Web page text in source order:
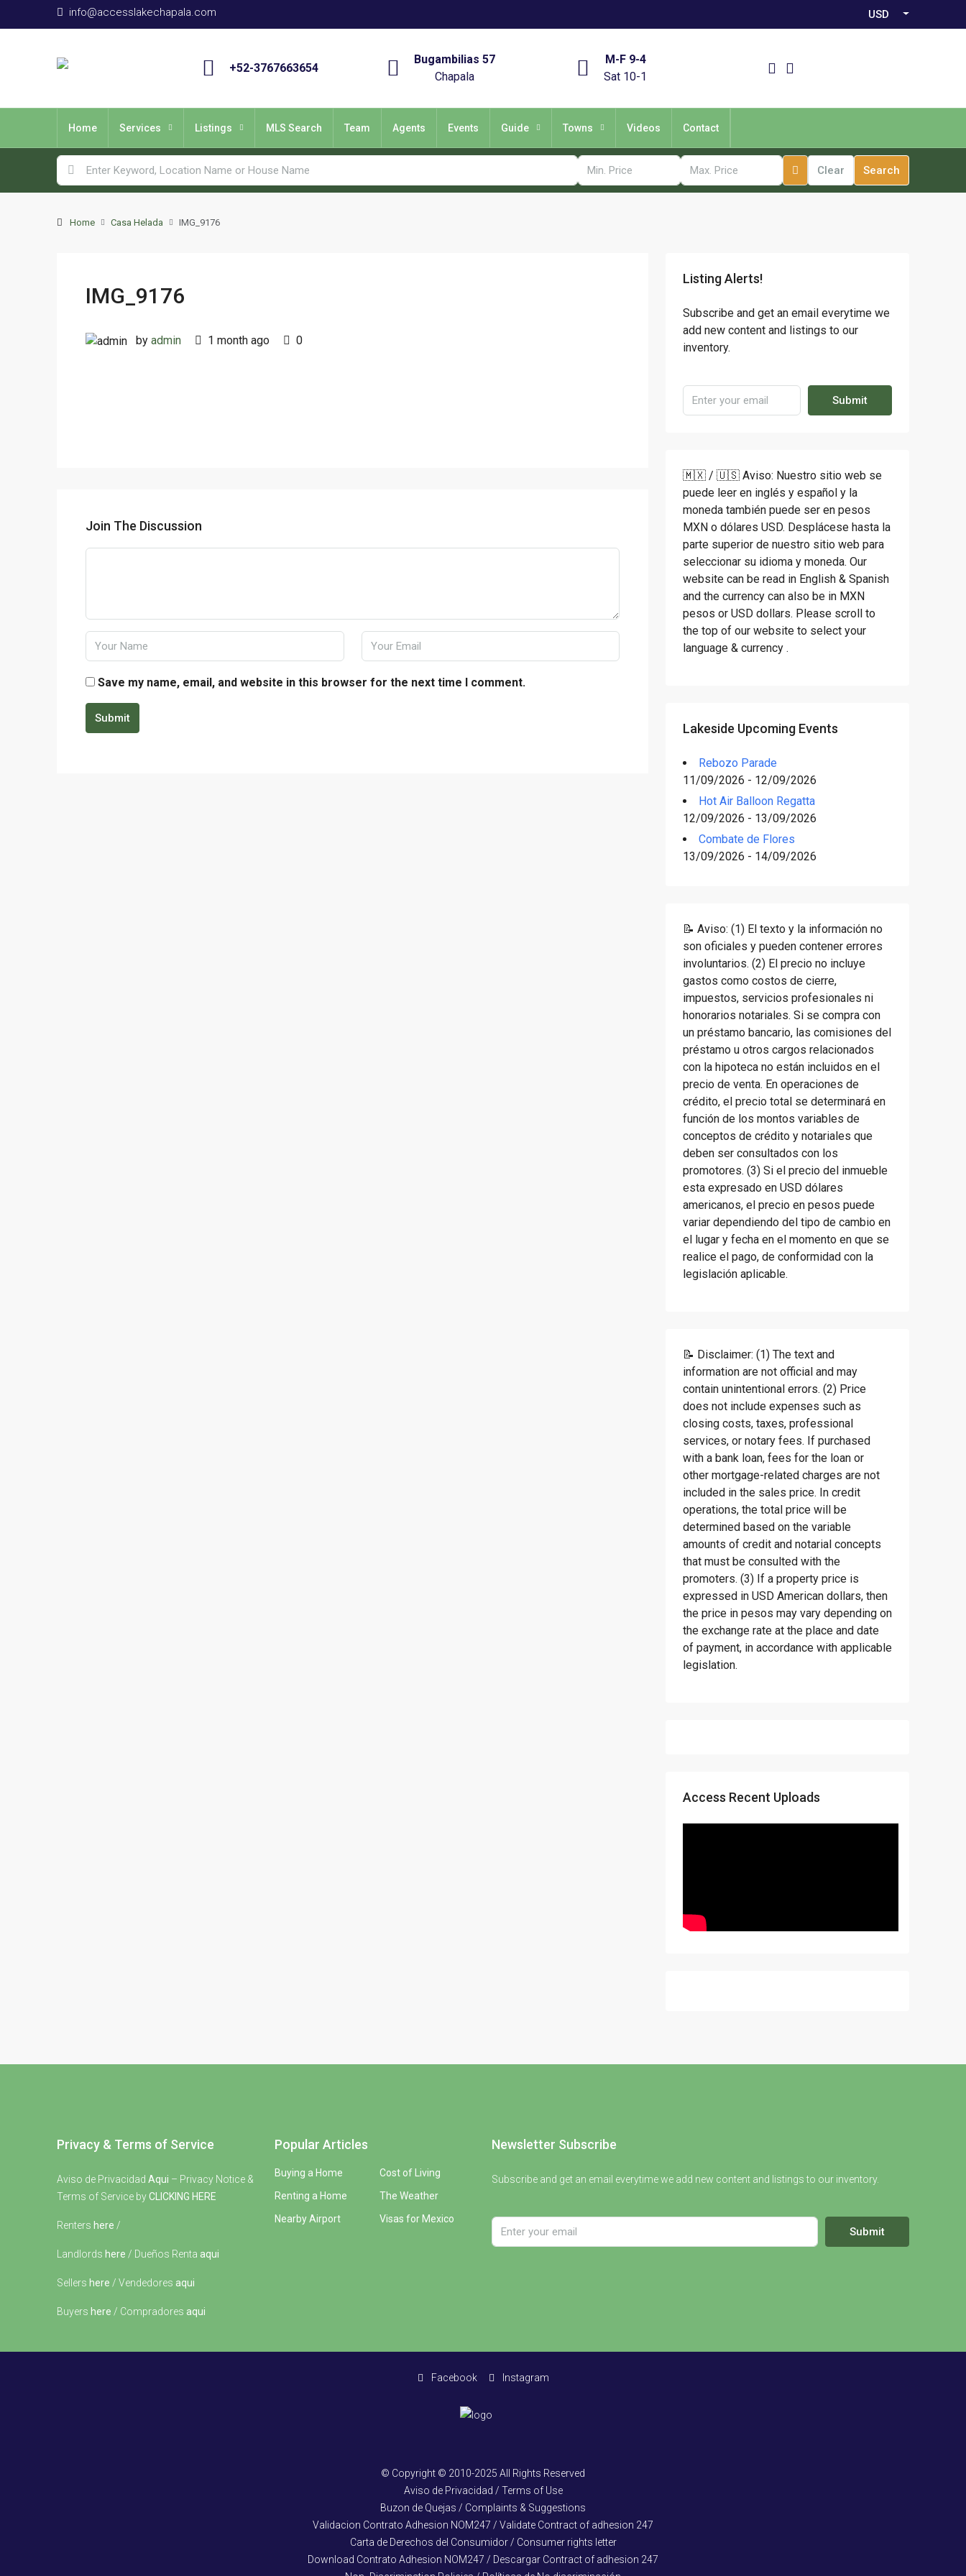
info@accesslakechapala.com USD
+52-3767663654
Bugambilias 57
Chapala
M-F 9-4
Sat 10-1
Home Services Listings MLS Search Team Agents Events Guide Towns Videos Contact
Clear Search
Home Casa Helada IMG_9176
IMG_9176
by admin 1 month ago 0
Join The Discussion
Save my name, email, and website in this browser for the next time I comment.
Submit
Listing Alerts!
Subscribe and get an email everytime we
add new content and listings to our
inventory.
Submit
🇲🇽 / 🇺🇸 Aviso: Nuestro sitio web se
puede leer en inglés y español y la
moneda también puede ser en pesos
MXN o dólares USD. Desplácese hasta la
parte superior de nuestro sitio web para
seleccionar su idioma y moneda. Our
website can be read in English & Spanish
and the currency can also be in MXN
pesos or USD dollars. Please scroll to
the top of our website to select your
language & currency .
Lakeside Upcoming Events
Rebozo Parade
11/09/2026 - 12/09/2026
Hot Air Balloon Regatta
12/09/2026 - 13/09/2026
Combate de Flores
13/09/2026 - 14/09/2026
📝 Aviso: (1) El texto y la información no
son oficiales y pueden contener errores
involuntarios. (2) El precio no incluye
gastos como costos de cierre,
impuestos, servicios profesionales ni
honorarios notariales. Si se compra con
un préstamo bancario, las comisiones del
préstamo u otros cargos relacionados
con la hipoteca no están incluidos en el
precio de venta. En operaciones de
crédito, el precio total se determinará en
función de los montos variables de
conceptos de crédito y notariales que
deben ser consultados con los
promotores. (3) Si el precio del inmueble
esta expresado en USD dólares
americanos, el precio en pesos puede
variar dependiendo del tipo de cambio en
el lugar y fecha en el momento en que se
realice el pago, de conformidad con la
legislación aplicable.
📝 Disclaimer: (1) The text and
information are not official and may
contain unintentional errors. (2) Price
does not include expenses such as
closing costs, taxes, professional
services, or notary fees. If purchased
with a bank loan, fees for the loan or
other mortgage-related charges are not
included in the sales price. In credit
operations, the total price will be
determined based on the variable
amounts of credit and notarial concepts
that must be consulted with the
promoters. (3) If a property price is
expressed in USD American dollars, then
the price in pesos may vary depending on
the exchange rate at the place and date
of payment, in accordance with applicable
legislation.
Access Recent Uploads
Privacy & Terms of Service
Aviso de Privacidad Aqui – Privacy Notice &
Terms of Service byCLICKING HERE
Renters here /
Landlords here / Dueños Renta aqui
Sellers here / Vendedores aqui
Buyers here / Compradores aqui
Popular Articles
Buying a Home
Renting a Home
Nearby Airport
Cost of Living
The Weather
Visas for Mexico
Newsletter Subscribe
Subscribe and get an email everytime we add new content and listings to our inventory.
Submit
Facebook Instagram
© Copyright © 2010-2025 All Rights Reserved
Aviso de Privacidad / Terms of Use
Buzon de Quejas / Complaints & Suggestions
Validacion Contrato Adhesion NOM247 / Validate Contract of adhesion 247
Carta de Derechos del Consumidor / Consumer rights letter
Download Contrato Adhesion NOM247 / Descargar Contract of adhesion 247